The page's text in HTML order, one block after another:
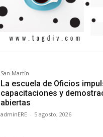
San Martín
La escuela de Oficios
capacitaciones y
abiertas
adminERE - 5 agosto, 2026